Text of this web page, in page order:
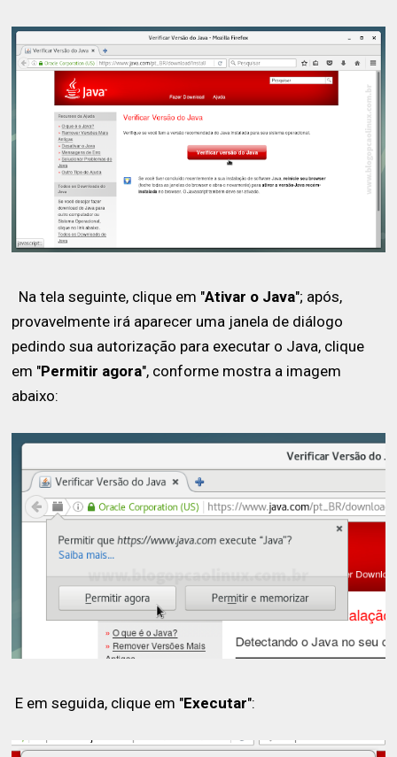
Na tela seguinte, clique em "Ativar o Java"; após,
provavelmente irá aparecer uma janela de diálogo
pedindo sua autorização para executar o Java, clique
em "Permitir agora", conforme mostra a imagem
abaixo:
E em seguida, clique em "Executar":